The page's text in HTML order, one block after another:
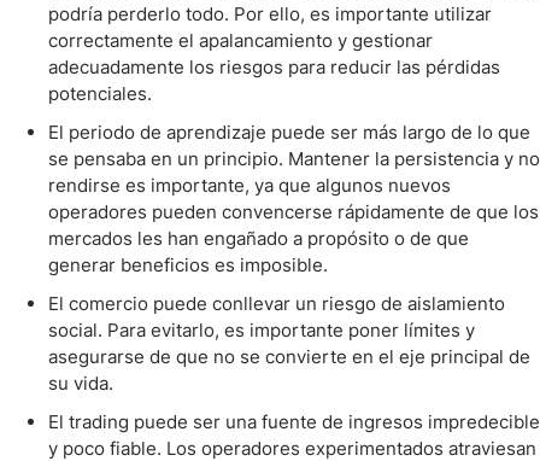
podría perderlo todo. Por ello, es importante utilizar
correctamente el apalancamiento y gestionar
adecuadamente los riesgos para reducir las pérdidas
potenciales.
El periodo de aprendizaje puede ser más largo de lo que
se pensaba en un principio. Mantener la persistencia y no
rendirse es importante, ya que algunos nuevos
operadores pueden convencerse rápidamente de que los
mercados les han engañado a propósito o de que
generar beneficios es imposible.
El comercio puede conllevar un riesgo de aislamiento
social. Para evitarlo, es importante poner límites y
asegurarse de que no se convierte en el eje principal de
su vida.
El trading puede ser una fuente de ingresos impredecible
y poco fiable. Los operadores experimentados atraviesan